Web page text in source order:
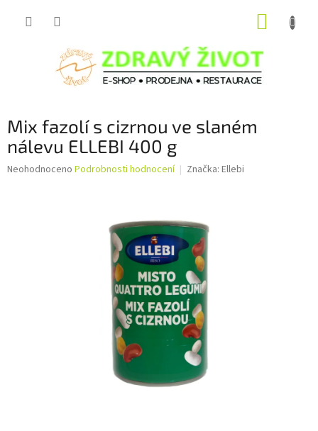
Mix fazolí s cizrnou ve slaném
nálevu ELLEBI 400 g
Průměrné
Neohodnoceno Podrobnosti hodnocení Značka: Ellebi